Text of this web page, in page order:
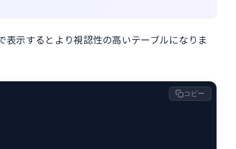
表示するとより視認性の高いテーブルになりま
コピー